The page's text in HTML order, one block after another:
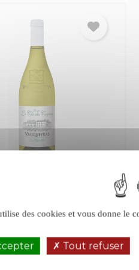
Rhône
des cookies et vous donne le
Tout refuser